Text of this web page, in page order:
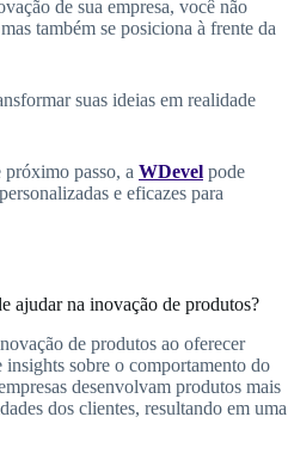
de sua empresa, você não
também se posiciona à frente da
suas ideias em realidade
próximo passo, a WDevel pode
e eficazes para
ajudar na inovação de produtos?
de produtos ao oferecer
insights sobre o comportamento do
desenvolvam produtos mais
dos clientes, resultando em uma